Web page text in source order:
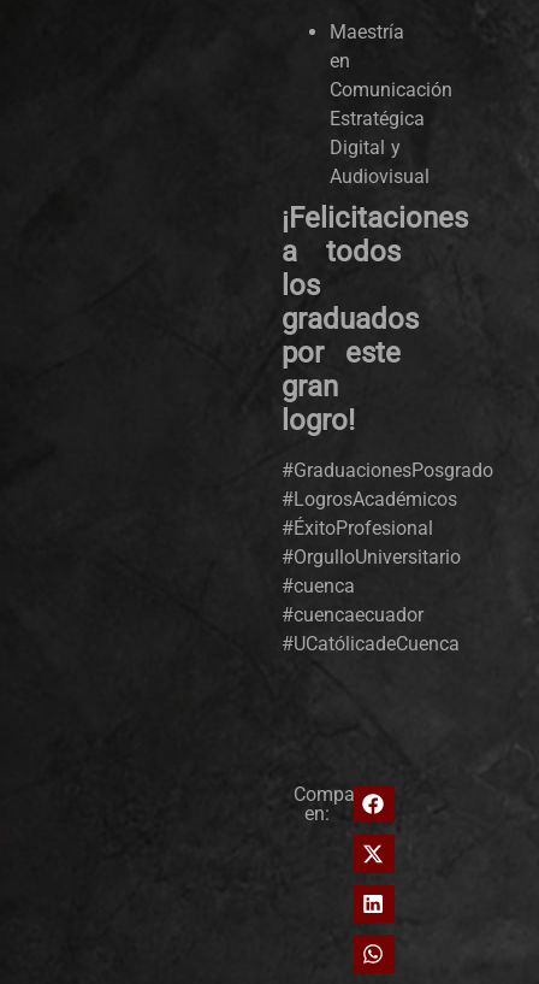
Maestría
en
Comunicación
Estratégica
Digital y
Audiovisual
¡Felicitaciones
a todos
los
graduados
por este
gran
logro!
#GraduacionesPosgrado
#LogrosAcadémicos
#ÉxitoProfesional
#OrgulloUniversitario
#cuenca
#cuencaecuador
#UCatólicadeCuenca
Compartir
en: